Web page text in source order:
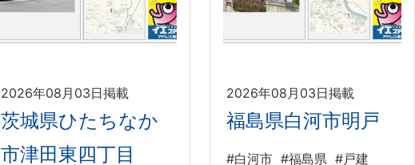
2026年08月03日掲載
茨城県ひたちなか
市津田東四丁目
2026年08月03日掲載
福島県白河市明戸
#白河市 #福島県 #戸建